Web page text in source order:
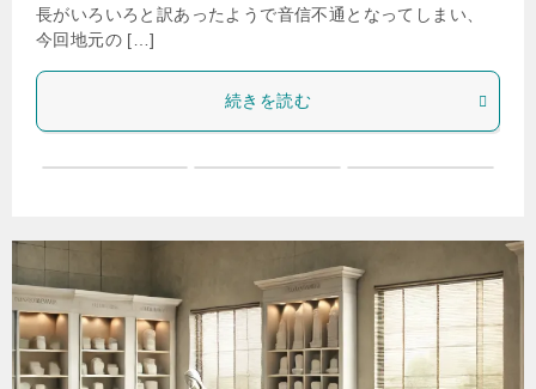
長がいろいろと訳あったようで音信不通となってしまい、
今回地元の […]
続きを読む